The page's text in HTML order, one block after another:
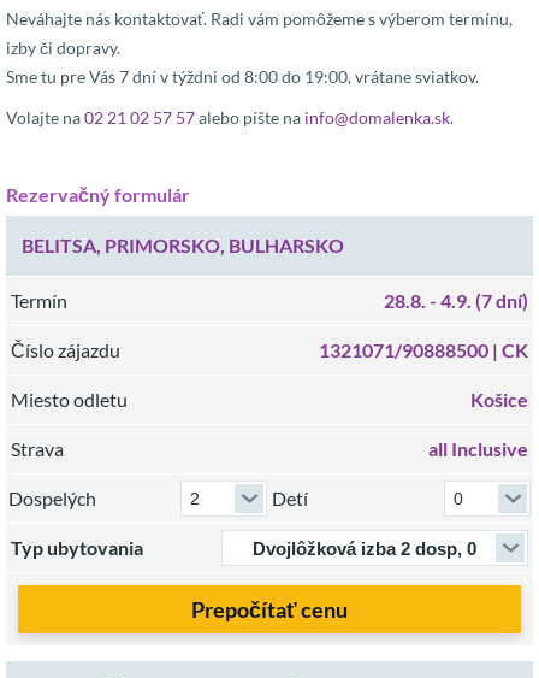
Neváhajte nás kontaktovať. Radi vám pomôžeme s výberom termínu,
izby či dopravy.
Sme tu pre Vás 7 dní v týždni od 8:00 do 19:00, vrátane sviatkov.
Volajte na02 21 02 57 57alebo píšte na info@domalenka.sk.
Rezervačný formulár
BELITSA, PRIMORSKO, BULHARSKO
Termín 28.8. - 4.9. (7 dní)
Číslo zájazdu 1321071/90888500 | CK
Miesto odletu Košice
Strava all Inclusive
Dospelých Detí
Typ ubytovania
Prepočítať cenu